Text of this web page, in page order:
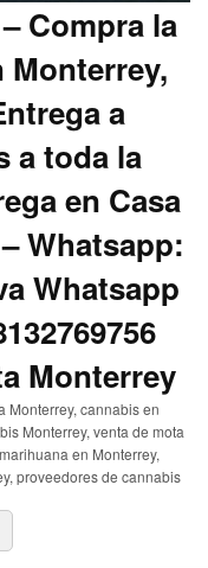
Compra la
Monterrey,
a
a toda la
en Casa
Whatsapp:
Whatsapp
Monterrey
Monterrey, cannabis en
Monterrey, venta de mota
en Monterrey,
proveedores de cannabis